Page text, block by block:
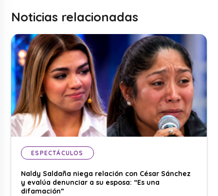
Noticias relacionadas
ESPECTÁCULOS
Naldy Saldaña niega relación con César Sánchez
y evalúa denunciar a su esposa: “Es una
difamación”